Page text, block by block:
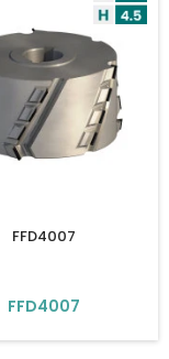
FFD4007
FFD4007